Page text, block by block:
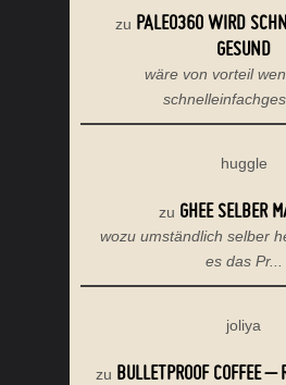
zu PALEO360 WIRD
GESUND
wäre von vorteil
huggle
zu GHEE SELBER
wozu umständlich selber
es das Pr...
joliya
zu BULLETPROOF COFFEE –